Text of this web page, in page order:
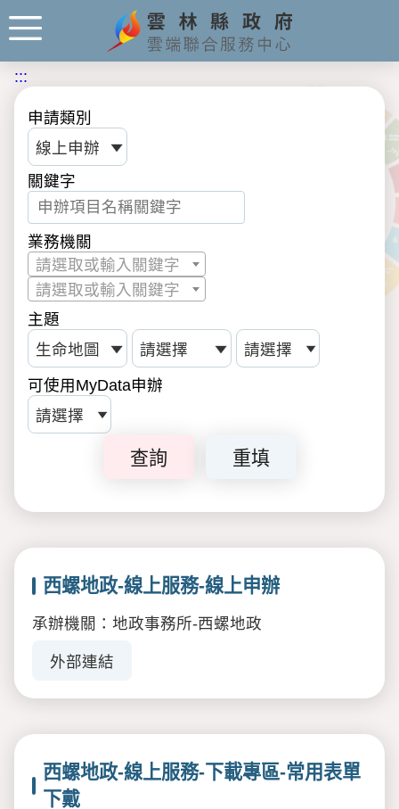
:::
申請類別
關鍵字
業務機關
請選取或輸入關鍵字
請選取或輸入關鍵字
主題
可使用MyData申辦
查詢 重填
西螺地政-線上服務-線上申辦
承辦機關：地政事務所-西螺地政
外部連結
西螺地政-線上服務-下載專區-常用表單
下戴